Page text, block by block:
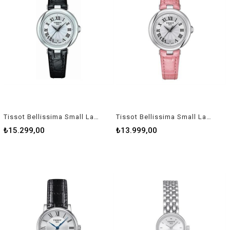
Tissot Bellissima Small Lady T1260101601300 Kadın Kol Saati T126.010.16.013.00
₺15.299,00
Tissot Bellissima Small Lady T1260101601301 Kadın Kol Saati T126.010.16.013.01
₺13.999,00